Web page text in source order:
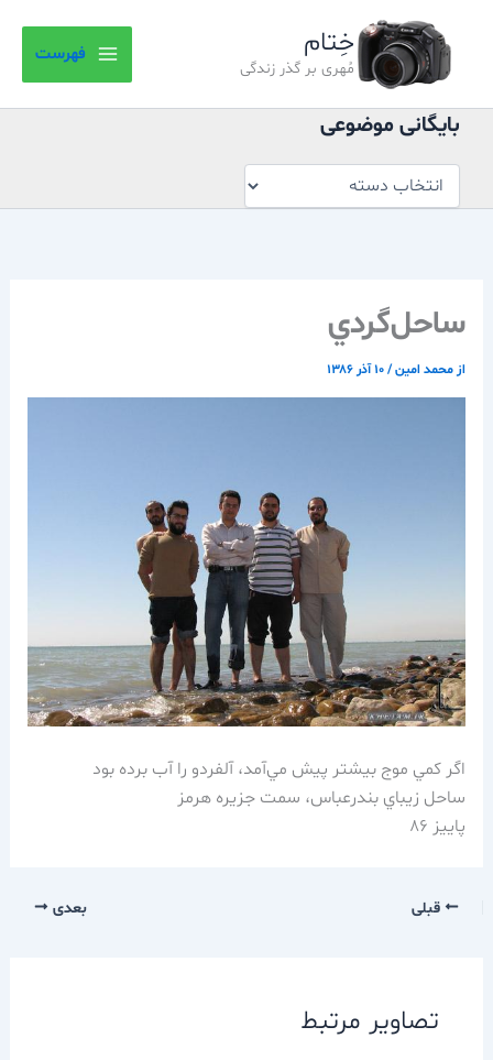
خِتام
مُهری بر گذر زندگی
فهرست
بایگانی موضوعی
موضوعی
ساحل‌گردي
از محمد امین/۱۰ آذر ۱۳۸۶
اگر كمي موج بيشتر پيش مي‌آمد، آلفردو را آب برده بود
ساحل زيباي بندرعباس، سمت جزيره هرمز
پاييز 86
قبلی بعدی
تصاویر مرتبط